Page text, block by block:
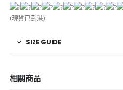
(現貨已到港)
SIZE GUIDE
相關商品